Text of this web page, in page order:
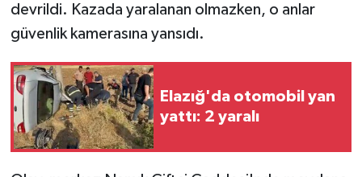
devrildi. Kazada yaralanan olmazken, o anlar
güvenlik kamerasına yansıdı.
Elazığ'da otomobil yan
yattı: 2 yaralı
GÜNDEM
Güvenlik
HABERDE İNSAN
İNSAN